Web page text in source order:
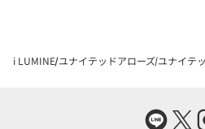
i LUMINE ユナイテッドアローズ ユナイテ